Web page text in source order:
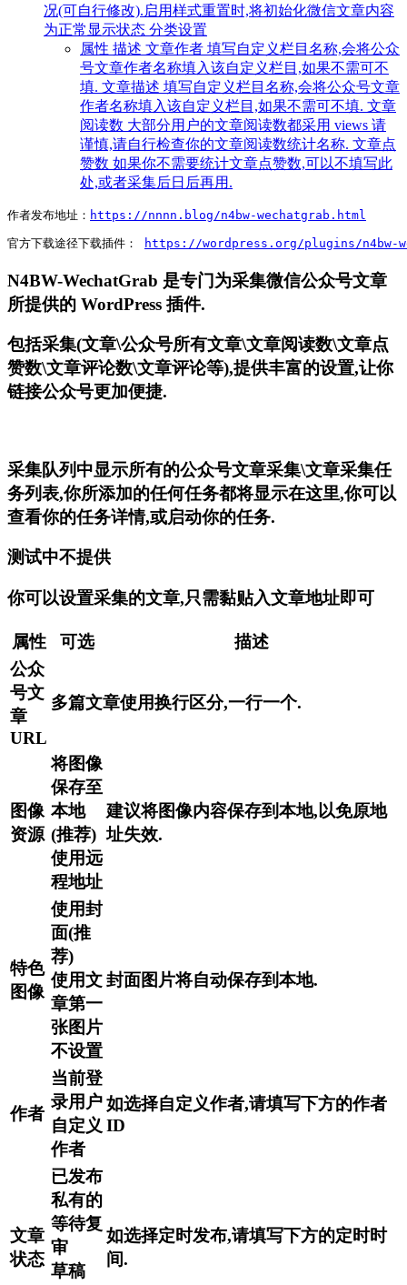
况(可自行修改).启用样式重置时,将初始化微信文章内容
为正常显示状态 分类设置
属性 描述 文章作者 填写自定义栏目名称,会将公众
号文章作者名称填入该自定义栏目,如果不需可不
填. 文章描述 填写自定义栏目名称,会将公众号文章
作者名称填入该自定义栏目,如果不需可不填. 文章
阅读数 大部分用户的文章阅读数都采用 views 请
谨慎,请自行检查你的文章阅读数统计名称. 文章点
赞数 如果你不需要统计文章点赞数,可以不填写此
处,或者采集后日后再用.
作者发布地址： https://nnnn.blog/n4bw-wechatgrab.html
官方下载途径下载插件： https://wordpress.org/plugins/n4bw-
N4BW-WechatGrab 是专门为采集微信公众号文章
所提供的 WordPress 插件.
包括采集(文章\公众号所有文章\文章阅读数\文章点
赞数\文章评论数\文章评论等),提供丰富的设置,让你
链接公众号更加便捷.
采集队列中显示所有的公众号文章采集\文章采集任
务列表,你所添加的任何任务都将显示在这里,你可以
查看你的任务详情,或启动你的任务.
测试中不提供
你可以设置采集的文章,只需黏贴入文章地址即可
属性 可选
描述
公众
号文
章
URL
多篇文章使用换行区分,一行一个.
图像
资源
将图像
保存至
本地
(推荐)
使用远
程地址
建议将图像内容保存到本地,以免原地
址失效.
特色
图像
使用封
面(推
荐)
使用文
章第一
张图片
不设置
封面图片将自动保存到本地.
作者
当前登
录用户
自定义
作者
如选择自定义作者,请填写下方的作者
ID
文章
状态
已发布
私有的
等待复
审
草稿
如选择定时发布,请填写下方的定时时
间.